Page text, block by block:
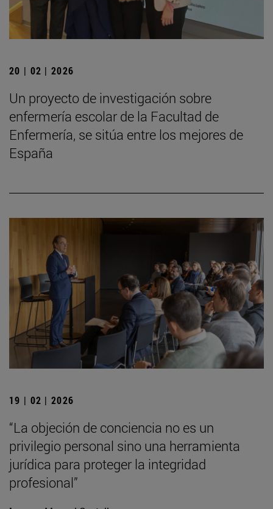
20 | 02 | 2026
Un proyecto de investigación sobre
enfermería escolar de la Facultad de
Enfermería, se sitúa entre los mejores de
España
19 | 02 | 2026
“La objeción de conciencia no es un
privilegio personal sino una herramienta
jurídica para proteger la integridad
profesional”